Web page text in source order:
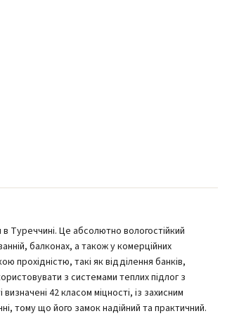
Туреччині. Це абсолютно вологостійкий
балконах, а також у комерційних
прохідністю, такі як відділення банків,
з системами теплих підлог з
42 класом міцності, із захисним
тому що його замок надійний та практичний.